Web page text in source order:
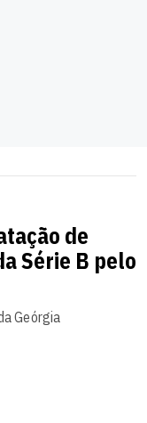
de
Série B pelo
Geórgia